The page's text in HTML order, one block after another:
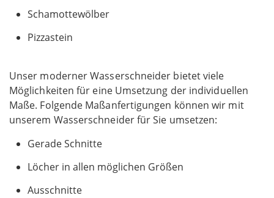
Schamottewölber
Pizzastein
Unser moderner Wasserschneider bietet viele
Möglichkeiten für eine Umsetzung der individuellen
Maße. Folgende Maßanfertigungen können wir mit
unserem Wasserschneider für Sie umsetzen:
Gerade Schnitte
Löcher in allen möglichen Größen
Ausschnitte